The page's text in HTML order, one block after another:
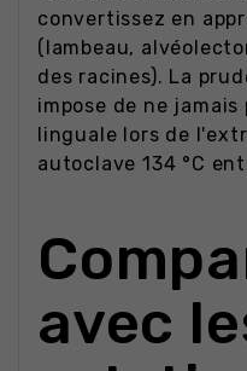
convertissez en
(lambeau,
des racines). La
impose de ne
linguale lors de
autoclave 134 °C
avec